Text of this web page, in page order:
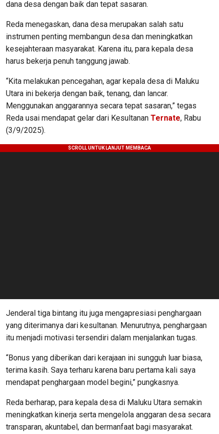
dana desa dengan baik dan tepat sasaran.
Reda menegaskan, dana desa merupakan salah satu
instrumen penting membangun desa dan meningkatkan
kesejahteraan masyarakat. Karena itu, para kepala desa
harus bekerja penuh tanggung jawab.
“Kita melakukan pencegahan, agar kepala desa di Maluku
Utara ini bekerja dengan baik, tenang, dan lancar.
Menggunakan anggarannya secara tepat sasaran,” tegas
Reda usai mendapat gelar dari Kesultanan Ternate, Rabu
(3/9/2025).
Jenderal tiga bintang itu juga mengapresiasi penghargaan
yang diterimanya dari kesultanan. Menurutnya, penghargaan
itu menjadi motivasi tersendiri dalam menjalankan tugas.
“Bonus yang diberikan dari kerajaan ini sungguh luar biasa,
terima kasih. Saya terharu karena baru pertama kali saya
mendapat penghargaan model begini,” pungkasnya.
Reda berharap, para kepala desa di Maluku Utara semakin
meningkatkan kinerja serta mengelola anggaran desa secara
transparan, akuntabel, dan bermanfaat bagi masyarakat.